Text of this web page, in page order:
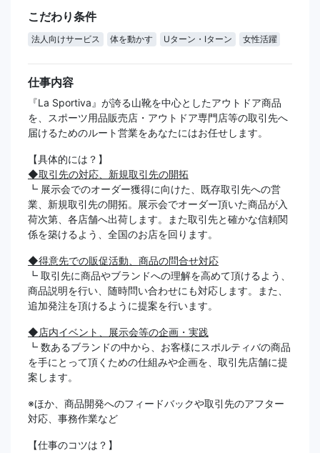
こだわり条件
法人向けサービス 体を動かす Uターン・Iターン 女性活躍
仕事内容
『La Sportiva』が誇る山靴を中心としたアウトドア商品
を、スポーツ用品販売店・アウトドア専門店等の取引先へ
届けるためのルート営業をあなたにはお任せします。
【具体的には？】
◆取引先の対応、新規取引先の開拓
┗ 展示会でのオーダー獲得に向けた、既存取引先への営
業、新規取引先の開拓。展示会でオーダー頂いた商品が入
荷次第、各店舗へ出荷します。また取引先と確かな信頼関
係を築けるよう、全国のお店を回ります。
◆得意先での販促活動、商品の問合せ対応
┗ 取引先に商品やブランドへの理解を高めて頂けるよう、
商品説明を行い、随時問い合わせにも対応します。また、
追加発注を頂けるように提案を行います。
◆店内イベント、展示会等の企画・実践
┗ 数あるブランドの中から、お客様にスポルティバの商品
を手にとって頂くための仕組みや企画を、取引先店舗に提
案します。
※ほか、商品開発へのフィードバックや取引先のアフター
対応、事務作業など
【仕事のコツは？】